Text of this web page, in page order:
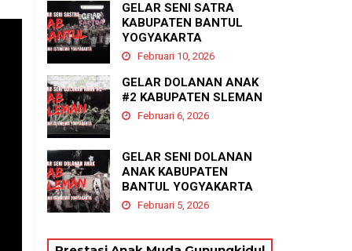
GELAR SENI SATRA
KABUPATEN BANTUL
YOGYAKARTA
Februari 10, 2026
GELAR DOLANAN ANAK
#2 KABUPATEN SLEMAN
Februari 6, 2026
GELAR SENI DOLANAN
ANAK KABUPATEN
BANTUL YOGYAKARTA
Februari 5, 2026